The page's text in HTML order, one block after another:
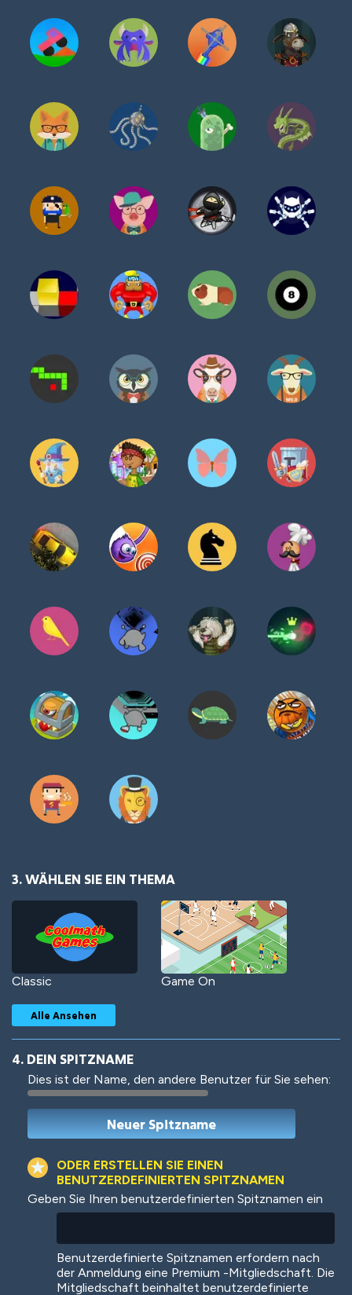
3. WÄHLEN SIE EIN THEMA
Classic Game On
Woof Jungle Cats
Colorful
Alle Ansehen
4. DEIN SPITZNAME
Dies ist der Name, den andere Benutzer für Sie sehen:
ODER ERSTELLEN SIE EINEN
BENUTZERDEFINIERTEN SPITZNAMEN
Geben Sie Ihren benutzerdefinierten Spitznamen ein
Benutzerdefinierte Spitznamen erfordern nach
der Anmeldung eine Premium -Mitgliedschaft. Die
Mitgliedschaft beinhaltet benutzerdefinierte